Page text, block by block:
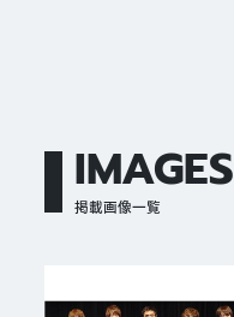
IMAGES
掲載画像一覧